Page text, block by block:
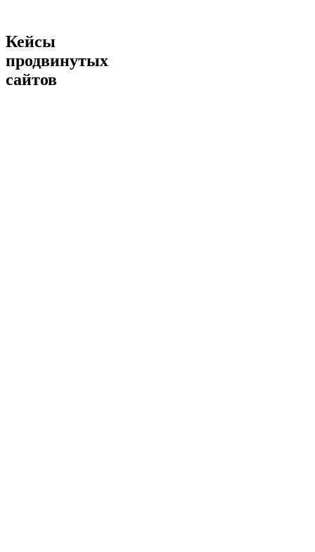
Кейсы
продвинутых
сайтов